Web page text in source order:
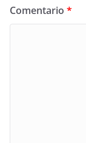
Comentario *